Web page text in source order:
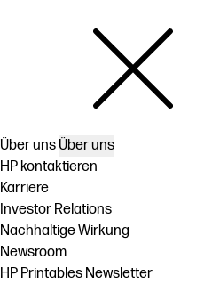
Über uns Über uns
HP kontaktieren
Karriere
Investor Relations
Nachhaltige Wirkung
Newsroom
HP Printables Newsletter